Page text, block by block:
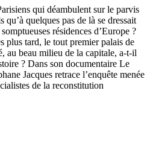
qui déambulent sur le parvis
quelques pas de là se dressait
résidences d’Europe ?
plus tard, le tout premier palais de
au beau milieu de la capitale, a-t-il
? Dans son documentaire Le
Jacques retrace l’enquête menée
de la reconstitution